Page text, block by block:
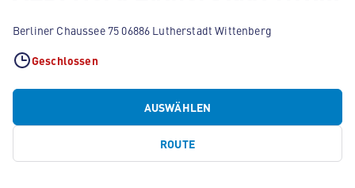
Berliner Chaussee 75 06886 Lutherstadt Wittenberg
Geschlossen
AUSWÄHLEN
ROUTE